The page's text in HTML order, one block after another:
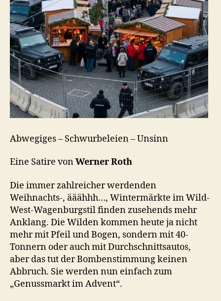
Abwegiges – Schwurbeleien – Unsinn
Eine Satire vonWerner Roth
Die immer zahlreicher werdenden
Weihnachts-, ääähhh…, Wintermärkte im Wild-
West-Wagenburgstil finden zusehends mehr
Anklang. Die Wilden kommen heute ja nicht
mehr mit Pfeil und Bogen, sondern mit 40-
Tonnern oder auch mit Durchschnittsautos,
aber das tut der Bombenstimmung keinen
Abbruch. Sie werden nun einfach zum
„Genussmarkt im Advent“.